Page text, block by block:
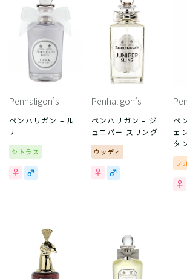
Penhaligon’s
ペンハリガン – ル
ナ
シトラス
Penhaligon’s
ペンハリガン – ジ
ュニパー スリング
ウッディ
ペ
ェ
タ
フ